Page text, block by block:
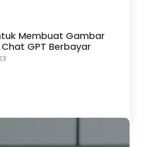
Membuat Gambar
GPT Berbayar